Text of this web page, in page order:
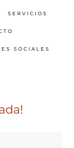
SERVICIOS
SOCIALES